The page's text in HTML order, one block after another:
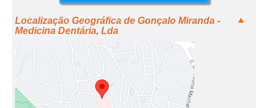
Localização Geográfica de Gonçalo Miranda -
Medicina Dentária, Lda